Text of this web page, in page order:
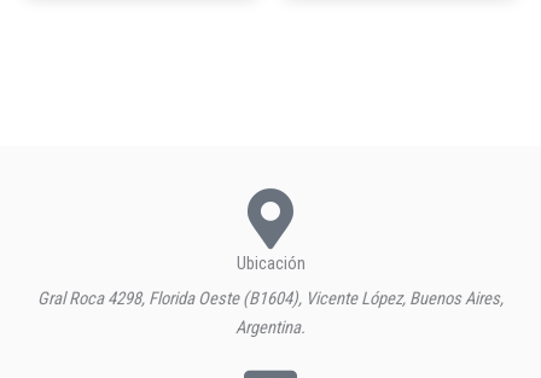
Ubicación
Gral Roca 4298, Florida Oeste (B1604), Vicente López, Buenos Aires,
Argentina.